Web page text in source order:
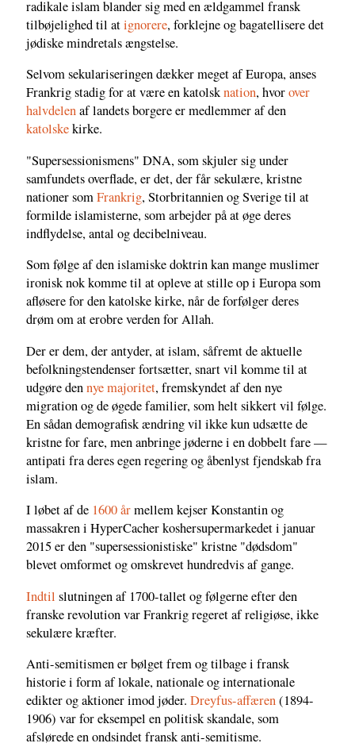
radikale islam blander sig med en ældgammel fransk
tilbøjelighed til atignorere, forklejne og bagatellisere det
jødiske mindretals ængstelse.
Selvom sekulariseringen dækker meget af Europa, anses
Frankrig stadig for at være en katolsknation, hvorover
halvdelenaf landets borgere er medlemmer af den
katolskekirke.
"Supersessionismens" DNA, som skjuler sig under
samfundets overflade, er det, der får sekulære, kristne
nationer somFrankrig, Storbritannien og Sverige til at
formilde islamisterne, som arbejder på at øge deres
indflydelse, antal og decibelniveau.
Som følge af den islamiske doktrin kan mange muslimer
ironisk nok komme til at opleve at stille op i Europa som
afløsere for den katolske kirke, når de forfølger deres
drøm om at erobre verden for Allah.
Der er dem, der antyder, at islam, såfremt de aktuelle
befolkningstendenser fortsætter, snart vil komme til at
udgøre dennye majoritet, fremskyndet af den nye
migration og de øgede familier, som helt sikkert vil følge.
En sådan demografisk ændring vil ikke kun udsætte de
kristne for fare, men anbringe jøderne i en dobbelt fare —
antipati fra deres egen regering og åbenlyst fjendskab fra
islam.
I løbet af de 1600 årmellem kejser Konstantin og
massakren i HyperCacher koshersupermarkedet i januar
2015 er den "supersessionistiske" kristne "dødsdom"
blevet omformet og omskrevet hundredvis af gange.
Indtil slutningen af 1700-tallet og følgerne efter den
franske revolution var Frankrig regeret af religiøse, ikke
sekulære kræfter.
Anti-semitismen er bølget frem og tilbage i fransk
historie i form af lokale, nationale og internationale
edikter og aktioner imod jøder. Dreyfus-affæren(1894-
1906) var for eksempel en politisk skandale, som
afslørede en ondsindet fransk anti-semitisme.